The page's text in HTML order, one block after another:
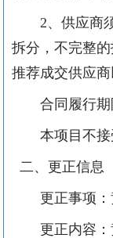
2、供应商
拆分，不完整
推荐成交供应商
合同履行
本项目不
二、更正信息
更正事项
更正内容：